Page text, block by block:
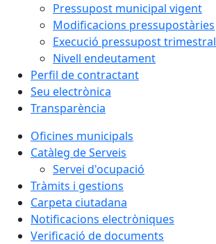
Pressupost municipal vigent
Modificacions pressupostàries
Execució pressupost trimestral
Nivell endeutament
Perfil de contractant
Seu electrònica
Transparència
Oficines municipals
Catàleg de Serveis
Servei d'ocupació
Tràmits i gestions
Carpeta ciutadana
Notificacions electròniques
Verificació de documents